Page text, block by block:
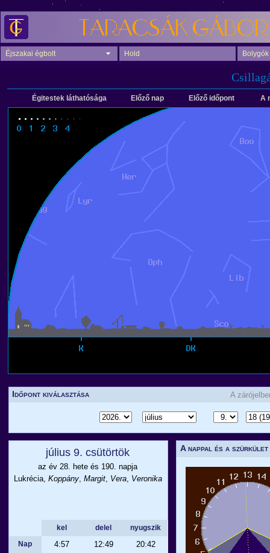
Éjszakai égbolt Hold Bolygók
Égitestek láthatósága Előző nap Előző időpont A
Időpont kiválasztása A
július 9. csütörtök
az év 28. hete és 190. napja
Lukrécia, Koppány, Margit, Vera, Veronika
kel delel
nyugszik
Nap
4:57 12:49 20:42
A nappal és a szürkület